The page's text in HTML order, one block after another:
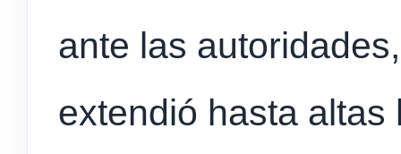
ante las
extendió hasta